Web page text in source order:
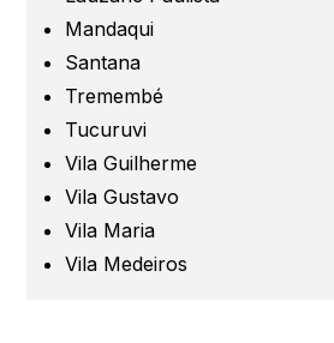
Mandaqui
Santana
Tremembé
Tucuruvi
Vila Guilherme
Vila Gustavo
Vila Maria
Vila Medeiros